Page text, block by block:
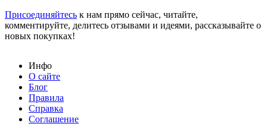
Присоединяйтесь к нам прямо сейчас, читайте,
комментируйте, делитесь отзывами и идеями, рассказывайте о
новых покупках!
Инфо
О сайте
Блог
Правила
Справка
Соглашение